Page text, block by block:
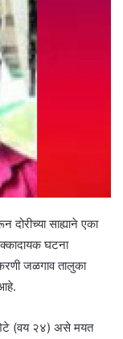
साह्याने एका
घटना
जळगाव तालुका
शेटे (वय २४) असे मयत